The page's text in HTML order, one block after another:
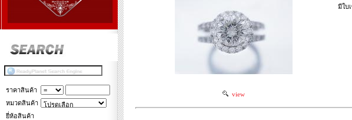
ราคาสินค้า
หมวดสินค้า
ยี่ห้อสินค้า
view
มีใบ